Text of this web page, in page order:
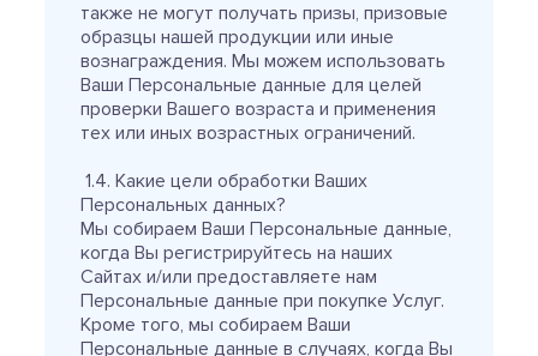
также не могут получать призы, призовые
образцы нашей продукции или иные
вознаграждения. Мы можем использовать
Ваши Персональные данные для целей
проверки Вашего возраста и применения
тех или иных возрастных ограничений.
1.4. Какие цели обработки Ваших
Персональных данных?
Мы собираем Ваши Персональные данные,
когда Вы регистрируйтесь на наших
Сайтах и/или предоставляете нам
Персональные данные при покупке Услуг.
Кроме того, мы собираем Ваши
Персональные данные в случаях, когда Вы